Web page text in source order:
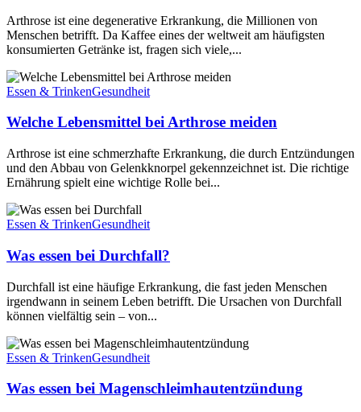
Arthrose ist eine degenerative Erkrankung, die Millionen von
Menschen betrifft. Da Kaffee eines der weltweit am häufigsten
konsumierten Getränke ist, fragen sich viele,...
Essen & TrinkenGesundheit
Welche Lebensmittel bei Arthrose meiden
Arthrose ist eine schmerzhafte Erkrankung, die durch Entzündungen
und den Abbau von Gelenkknorpel gekennzeichnet ist. Die richtige
Ernährung spielt eine wichtige Rolle bei...
Essen & TrinkenGesundheit
Was essen bei Durchfall?
Durchfall ist eine häufige Erkrankung, die fast jeden Menschen
irgendwann in seinem Leben betrifft. Die Ursachen von Durchfall
können vielfältig sein – von...
Essen & TrinkenGesundheit
Was essen bei Magenschleimhautentzündung